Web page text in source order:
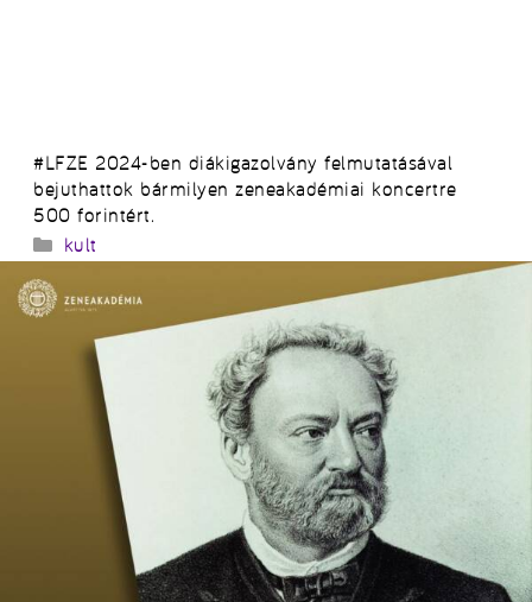
#LFZE 2024-ben diákigazolvány felmutatásával
bejuthattok bármilyen zeneakadémiai koncertre
500 forintért.
Kategória
kult